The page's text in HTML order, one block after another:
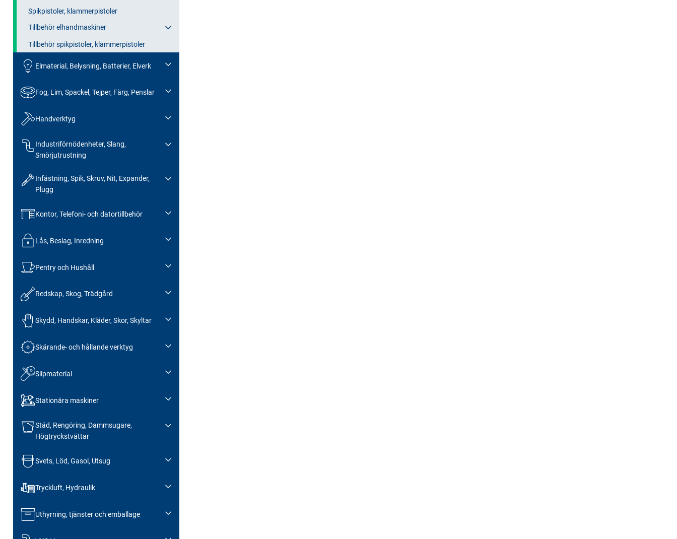
Spikpistoler, klammerpistoler
Tillbehör elhandmaskiner
Tillbehör spikpistoler, klammerpistoler
Elmaterial, Belysning, Batterier, Elverk
Fog, Lim, Spackel, Tejper, Färg, Penslar
Handverktyg
Industriförnödenheter, Slang,
Smörjutrustning
Infästning, Spik, Skruv, Nit, Expander,
Plugg
Kontor, Telefoni- och datortillbehör
Lås, Beslag, Inredning
Pentry och Hushåll
Redskap, Skog, Trädgård
Skydd, Handskar, Kläder, Skor, Skyltar
Skärande- och hållande verktyg
Slipmaterial
Stationära maskiner
Städ, Rengöring, Dammsugare,
Högtryckstvättar
Svets, Löd, Gasol, Utsug
Tryckluft, Hydraulik
Uthyrning, tjänster och emballage